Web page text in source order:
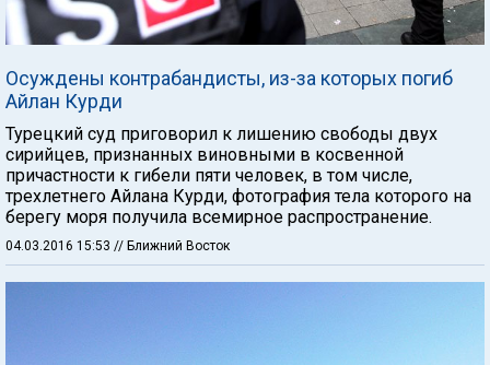
Осуждены контрабандисты, из-за которых погиб
Айлан Курди
Турецкий суд приговорил к лишению свободы двух
сирийцев, признанных виновными в косвенной
причастности к гибели пяти человек, в том числе,
трехлетнего Айлана Курди, фотография тела которого на
берегу моря получила всемирное распространение.
04.03.2016 15:53 // Ближний Восток